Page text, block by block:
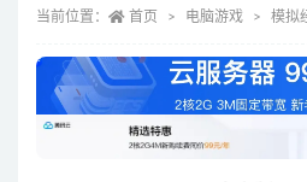
当前位置： 首页 电脑游戏 模拟